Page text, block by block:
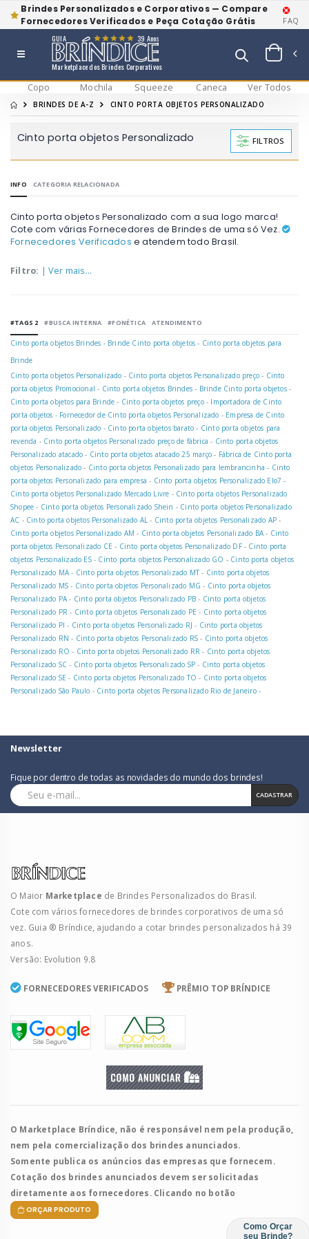
Brindes Personalizados e Corporativos — Compare
Fornecedores Verificados e Peça Cotação Grátis
FAQ
Marketplace dos Brindes Corporativos
GUIA 39 Anos
Copo Mochila Squeeze Caneca Ver Todos
BRINDES DE A-Z CINTO PORTA OBJETOS PERSONALIZADO
Cinto porta objetos Personalizado FILTROS
INFO CATEGORIA RELACIONADA
Cinto porta objetos Personalizado com a sua logo marca!
Cote com várias Fornecedores de Brindes de uma só Vez.
Fornecedores Verificados e atendem todo Brasil.
Filtro: | Ver mais...
#TAGS 2 #BUSCA INTERNA #FONÉTICA ATENDIMENTO
Cinto porta objetos Brindes - Brinde Cinto porta objetos - Cinto porta objetos para
Brinde
Cinto porta objetos Personalizado - Cinto porta objetos Personalizado preço - Cinto
porta objetos Promocional - Cinto porta objetos Brindes - Brinde Cinto porta objetos-
Cinto porta objetos para Brinde - Cinto porta objetos preço- Importadora de Cinto
porta objetos - Fornecedor de Cinto porta objetos Personalizado - Empresa de Cinto
porta objetos Personalizado - Cinto porta objetos barato - Cinto porta objetos para
revenda - Cinto porta objetos Personalizado preço de fábrica - Cinto porta objetos
Personalizado atacado - Cinto porta objetos atacado 25 março - Fábrica de Cinto porta
objetos Personalizado - Cinto porta objetos Personalizado para lembrancinha - Cinto
porta objetos Personalizado para empresa - Cinto porta objetos Personalizado Elo7 -
Cinto porta objetos Personalizado Mercado Livre - Cinto porta objetos Personalizado
Shopee - Cinto porta objetos Personalizado Shein - Cinto porta objetos Personalizado
AC - Cinto porta objetos Personalizado AL - Cinto porta objetos Personalizado AP -
Cinto porta objetos Personalizado AM - Cinto porta objetos Personalizado BA - Cinto
porta objetos Personalizado CE - Cinto porta objetos Personalizado DF- Cinto porta
objetos Personalizado ES- Cinto porta objetos Personalizado GO - Cinto porta objetos
Personalizado MA - Cinto porta objetos Personalizado MT - Cinto porta objetos
Personalizado MS - Cinto porta objetos Personalizado MG - Cinto porta objetos
Personalizado PA - Cinto porta objetos Personalizado PB - Cinto porta objetos
Personalizado PR - Cinto porta objetos Personalizado PE - Cinto porta objetos
Personalizado PI - Cinto porta objetos Personalizado RJ - Cinto porta objetos
Personalizado RN - Cinto porta objetos Personalizado RS - Cinto porta objetos
Personalizado RO - Cinto porta objetos Personalizado RR - Cinto porta objetos
Personalizado SC - Cinto porta objetos Personalizado SP - Cinto porta objetos
Personalizado SE - Cinto porta objetos Personalizado TO - Cinto porta objetos
Personalizado São Paulo - Cinto porta objetos Personalizado Rio de Janeiro-
Newsletter
Fique por dentro de todas as novidades do mundo dos brindes!
CADASTRAR
O Maior Marketplace de Brindes Personalizados do Brasil.
Cote com vários fornecedores de brindes corporativos de uma só
vez. Guia ® Bríndice, ajudando a cotar brindes personalizados há 39
anos.
Versão: Evolution 9.8
FORNECEDORES VERIFICADOS PRÊMIO TOP BRÍNDICE
O Marketplace Bríndice, não é responsável nem pela produção,
nem pela comercialização dos brindes anunciados.
Somente publica os anúncios das empresas que fornecem.
Cotação dos brindes anunciados devem ser solicitadas
diretamente aos fornecedores. Clicando no botão
ORÇAR PRODUTO
Como Orçar
seu Brinde?